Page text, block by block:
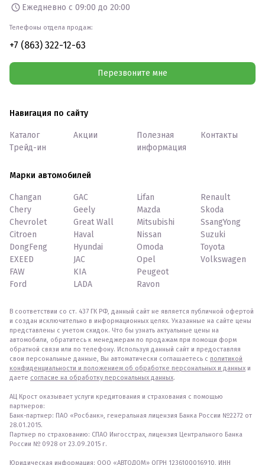
Ежедневно с 09:00 до 20:00
Телефоны отдела продаж:
+7 (863) 322-12-63
Перезвоните мне
Навигация по сайту
Каталог
Трейд-ин
Акции
Полезная
информация
Контакты
Марки автомобилей
Changan
Chery
Chevrolet
Citroen
DongFeng
EXEED
FAW
Ford
GAC
Geely
Great Wall
Haval
Hyundai
JAC
KIA
LADA
Lifan
Mazda
Mitsubishi
Nissan
Omoda
Opel
Peugeot
Ravon
Renault
Skoda
SsangYong
Suzuki
Toyota
Volkswagen
В соответствии со ст. 437 ГК РФ, данный сайт не является публичной офертой
и создан исключительно в информационных целях. Указанные на сайте цены
представлены с учетом скидок. Что бы узнать актуальные цены на
автомобили, обратитесь к менеджерам по продажам при помощи форм
обратной связи или по телефону. Используя данный сайт и предоставляя
свои персональные данные, Вы автоматически соглашаетесь с политикой
конфиденциальности и положением об обработке персональных и данных и
даете согласие на обработку персональных данных.
АЦ Крост оказывает услуги кредитования и страхования с помощью
партнеров:
Банк-партнер: ПАО «Росбанк», генеральная лицензия Банка России №2272 от
28.01.2015.
Партнер по страхованию: СПАО Ингосстрах, лицензия Центрального Банка
России № 0928 от 23.09.2015 г.
Юридическая информация: ООО «АВТОДОМ» ОГРН 1236100016910, ИНН